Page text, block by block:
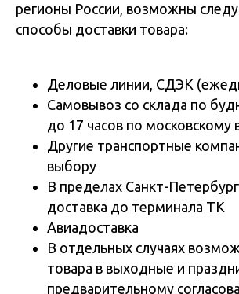
регионы России, возможны
способы доставки товара:
Деловые линии, СДЭК
Самовывоз со склада по
до 17 часов по московскому
Другие транспортные
выбору
В пределах Санкт-
доставка до терминала ТК
Авиадоставка
В отдельных случаях
товара в выходные и
предварительному